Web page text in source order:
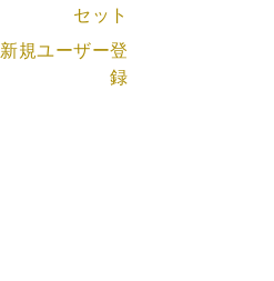
セット
新規ユーザー登
録